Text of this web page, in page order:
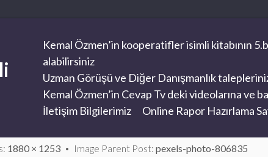
Kemal Özmen’in kooperatifler isimli kitabının
alabilirsiniz
Uzman Görüşü ve Diğer Danışmanlık
Kemal Özmen’in Cevap Tv deki videolarına ve
İletişim Bilgilerimiz
Online Rapor Hazırlama
1880 × 1253 Image Parent Post: pexels-photo-806835